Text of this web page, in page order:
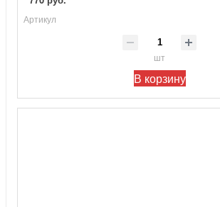
Артикул
шт
В корзину